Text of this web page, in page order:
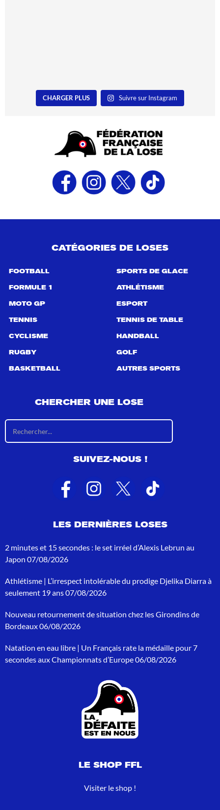
CHARGER PLUS Suivre sur Instagram
CATÉGORIES DE LOSES
FOOTBALL
FORMULE 1
MOTO GP
TENNIS
CYCLISME
RUGBY
BASKETBALL
SPORTS DE GLACE
ATHLÉTISME
ESPORT
TENNIS DE TABLE
HANDBALL
GOLF
AUTRES SPORTS
CHERCHER UNE LOSE
s
l
t
s
r
c
h
o
:
SUIVEZ-NOUS !
LES DERNIÈRES LOSES
2 minutes et 15 secondes : le set irréel d’Alexis Lebrun au
Japon 07/08/2026
Athlétisme | L’irrespect intolérable du prodige Djelika Diarra à
seulement 19 ans07/08/2026
Nouveau retournement de situation chez les Girondins de
Bordeaux06/08/2026
Natation en eau libre | Un Français rate la médaille pour 7
secondes aux Championnats d’Europe06/08/2026
LE SHOP FFL
Visiter le shop !